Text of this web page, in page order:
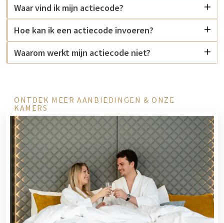
Waar vind ik mijn actiecode?
Hoe kan ik een actiecode invoeren?
Waarom werkt mijn actiecode niet?
ONTDEK MEER AANBIEDINGEN & ONZE
KAMERS